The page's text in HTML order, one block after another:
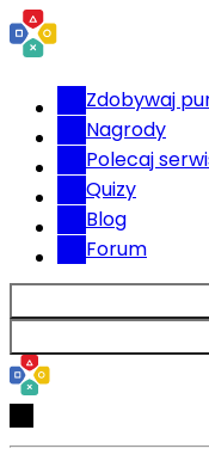
Zdobywaj
Nagrody
Polecaj
Quizy
Blog
Forum